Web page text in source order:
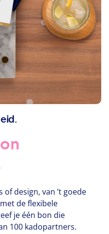
of design, van ’t goede
de flexibele
je één bon die
100 kadopartners.